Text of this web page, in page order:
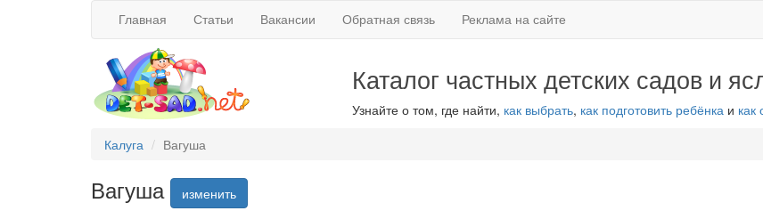
Главная Статьи Вакансии Обратная связь Реклама на сайте
Каталог частных детских садов и
Узнайте о том, где найти, как выбрать, как подготовить ребёнкаи как
Калуга
Вагуша
Вагуша
изменить